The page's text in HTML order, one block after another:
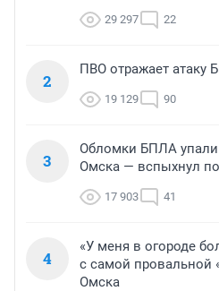
29 297 22
2
ПВО отражает атаку
19 129 90
3
Обломки БПЛА упали
Омска — вспыхнул
17 903 41
4
«У меня в огороде
с самой провальной
Омска